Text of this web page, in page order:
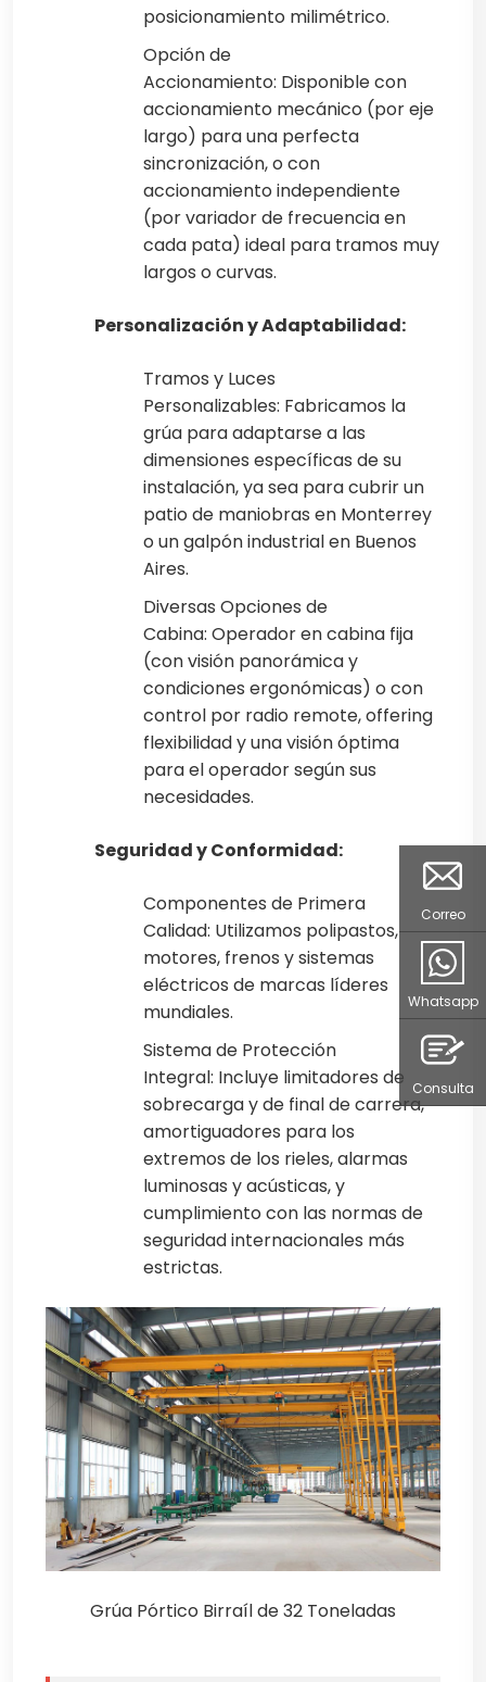
posicionamiento milimétrico.
Opción de
Accionamiento: Disponible con
accionamiento mecánico (por eje
largo) para una perfecta
sincronización, o con
accionamiento independiente
(por variador de frecuencia en
cada pata) ideal para tramos muy
largos o curvas.
Personalización y Adaptabilidad:
Tramos y Luces
Personalizables: Fabricamos la
grúa para adaptarse a las
dimensiones específicas de su
instalación, ya sea para cubrir un
patio de maniobras en Monterrey
o un galpón industrial en Buenos
Aires.
Diversas Opciones de
Cabina: Operador en cabina fija
(con visión panorámica y
condiciones ergonómicas) o con
control por radio remote, offering
flexibilidad y una visión óptima
para el operador según sus
necesidades.
Seguridad y Conformidad:
Componentes de Primera
Calidad: Utilizamos polipastos,
motores, frenos y sistemas
eléctricos de marcas líderes
mundiales.
Sistema de Protección
Integral: Incluye limitadores de
sobrecarga y de final de carrera,
amortiguadores para los
extremos de los rieles, alarmas
luminosas y acústicas, y
cumplimiento con las normas de
seguridad internacionales más
estrictas.
Grúa Pórtico Birraíl de 32 Toneladas
Correo
Whatsapp
Consulta